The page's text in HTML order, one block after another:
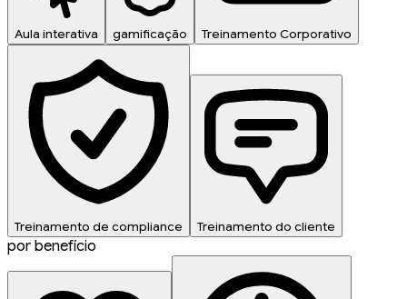
Aula interativa gamificação Treinamento Corporativo
Treinamento de compliance Treinamento do cliente
por benefício